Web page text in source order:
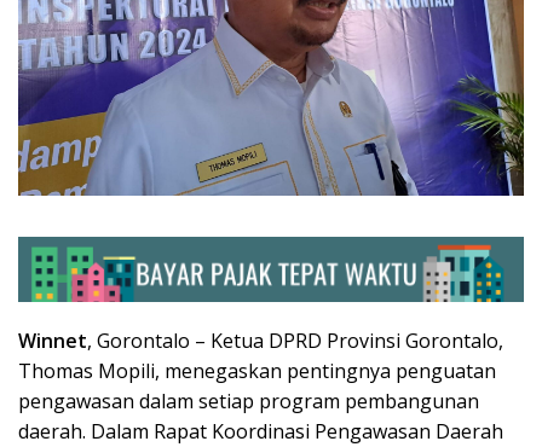
Winnet, Gorontalo – Ketua DPRD Provinsi Gorontalo,
Thomas Mopili, menegaskan pentingnya penguatan
pengawasan dalam setiap program pembangunan
daerah. Dalam Rapat Koordinasi Pengawasan Daerah